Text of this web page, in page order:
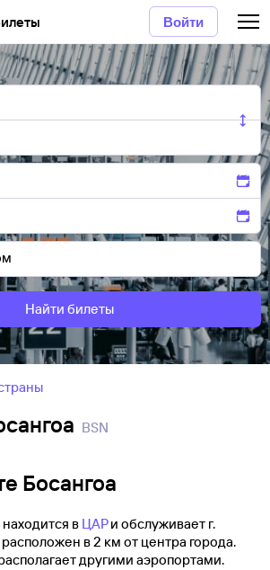
Войти
Найти билеты
BSN
Босангоа
в ЦАРи обслуживает г.
расположен в 2 км от центра города.
другими аэропортами.